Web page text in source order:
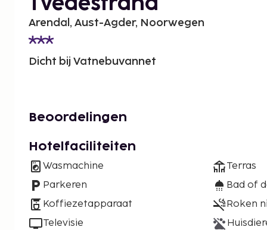
Tvedestrand
Arendal, Aust-Agder, Noorwegen
Dicht bij Vatnebuvannet
Beoordelingen
Hotelfaciliteiten
Wasmachine
Parkeren
Koffiezetapparaat
Televisie
Terras
Bad of
Roken